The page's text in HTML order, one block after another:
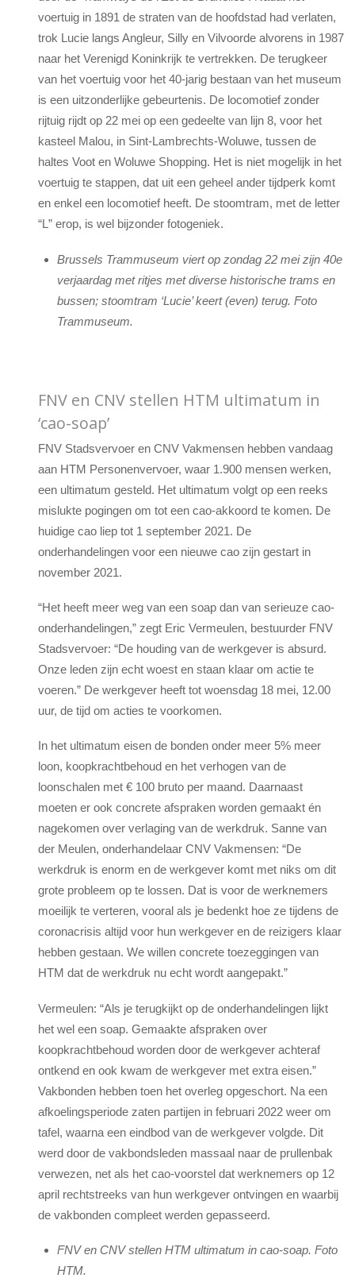
voertuig in 1891 de straten van de hoofdstad had verlaten,
trok Lucie langs Angleur, Silly en Vilvoorde alvorens in 1987
naar het Verenigd Koninkrijk te vertrekken. De terugkeer
van het voertuig voor het 40-jarig bestaan van het museum
is een uitzonderlijke gebeurtenis. De locomotief zonder
rijtuig rijdt op 22 mei op een gedeelte van lijn 8, voor het
kasteel Malou, in Sint-Lambrechts-Woluwe, tussen de
haltes Voot en Woluwe Shopping. Het is niet mogelijk in het
voertuig te stappen, dat uit een geheel ander tijdperk komt
en enkel een locomotief heeft. De stoomtram, met de letter
“L” erop, is wel bijzonder fotogeniek.
Brussels Trammuseum viert op zondag 22 mei zijn 40e
verjaardag met ritjes met diverse historische trams en
bussen; stoomtram ‘Lucie’ keert (even) terug. Foto
Trammuseum.
FNV en CNV stellen HTM ultimatum in
‘cao-soap’
FNV Stadsvervoer en CNV Vakmensen hebben vandaag
aan HTM Personenvervoer, waar 1.900 mensen werken,
een ultimatum gesteld. Het ultimatum volgt op een reeks
mislukte pogingen om tot een cao-akkoord te komen. De
huidige cao liep tot 1 september 2021. De
onderhandelingen voor een nieuwe cao zijn gestart in
november 2021.
“Het heeft meer weg van een soap dan van serieuze cao-
onderhandelingen,” zegt Eric Vermeulen, bestuurder FNV
Stadsvervoer: “De houding van de werkgever is absurd.
Onze leden zijn echt woest en staan klaar om actie te
voeren.” De werkgever heeft tot woensdag 18 mei, 12.00
uur, de tijd om acties te voorkomen.
In het ultimatum eisen de bonden onder meer 5% meer
loon, koopkrachtbehoud en het verhogen van de
loonschalen met € 100 bruto per maand. Daarnaast
moeten er ook concrete afspraken worden gemaakt én
nagekomen over verlaging van de werkdruk. Sanne van
der Meulen, onderhandelaar CNV Vakmensen: “De
werkdruk is enorm en de werkgever komt met niks om dit
grote probleem op te lossen. Dat is voor de werknemers
moeilijk te verteren, vooral als je bedenkt hoe ze tijdens de
coronacrisis altijd voor hun werkgever en de reizigers klaar
hebben gestaan. We willen concrete toezeggingen van
HTM dat de werkdruk nu echt wordt aangepakt.”
Vermeulen: “Als je terugkijkt op de onderhandelingen lijkt
het wel een soap. Gemaakte afspraken over
koopkrachtbehoud worden door de werkgever achteraf
ontkend en ook kwam de werkgever met extra eisen.”
Vakbonden hebben toen het overleg opgeschort. Na een
afkoelingsperiode zaten partijen in februari 2022 weer om
tafel, waarna een eindbod van de werkgever volgde. Dit
werd door de vakbondsleden massaal naar de prullenbak
verwezen, net als het cao-voorstel dat werknemers op 12
april rechtstreeks van hun werkgever ontvingen en waarbij
de vakbonden compleet werden gepasseerd.
FNV en CNV stellen HTM ultimatum in cao-soap. Foto
HTM.